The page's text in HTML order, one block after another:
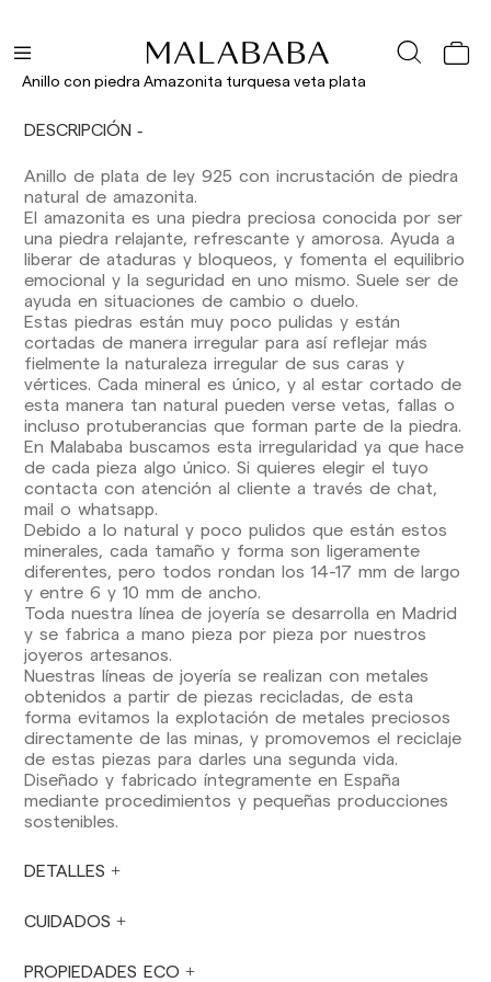
Anillo con piedra Amazonita turquesa veta plata
DESCRIPCIÓN
Anillo de plata de ley 925 con incrustación de piedra
natural de amazonita.
El amazonita es una piedra preciosa conocida por ser
una piedra relajante, refrescante y amorosa. Ayuda a
liberar de ataduras y bloqueos, y fomenta el equilibrio
emocional y la seguridad en uno mismo. Suele ser de
ayuda en situaciones de cambio o duelo.
Estas piedras están muy poco pulidas y están
cortadas de manera irregular para así reflejar más
fielmente la naturaleza irregular de sus caras y
vértices. Cada mineral es único, y al estar cortado de
esta manera tan natural pueden verse vetas, fallas o
incluso protuberancias que forman parte de la piedra.
En Malababa buscamos esta irregularidad ya que hace
de cada pieza algo único. Si quieres elegir el tuyo
contacta con atención al cliente a través de chat,
mail o whatsapp.
Debido a lo natural y poco pulidos que están estos
minerales, cada tamaño y forma son ligeramente
diferentes, pero todos rondan los 14-17 mm de largo
y entre 6 y 10 mm de ancho.
Toda nuestra línea de joyería se desarrolla en Madrid
y se fabrica a mano pieza por pieza por nuestros
joyeros artesanos.
Nuestras líneas de joyería se realizan con metales
obtenidos a partir de piezas recicladas, de esta
forma evitamos la explotación de metales preciosos
directamente de las minas, y promovemos el reciclaje
de estas piezas para darles una segunda vida.
Diseñado y fabricado íntegramente en España
mediante procedimientos y pequeñas producciones
sostenibles.
DETALLES
CUIDADOS
PROPIEDADES ECO
Los plazos de entrega son los siguientes:
Envíos nacionales:
España (península): 1-3 días laborables.
Excepto pre-orders.
Baleares: 2-5 días laborables. Excepto pre-
orders.
Canarias, Ceuta y Melilla: 7-10 días laborables.
Excepto pre-orders.
Envíos a Europa: 3-5 días laborables. Excepto
pre-orders.
Envíos a USA: 5-7 días laborables
Envíos fuera de la Comunidad Europea: 10-13
días laborables. Excepto pre-orders.Por favor,
ten en cuenta que, si estás fuera de la Unión
cargo de los impuestos de aduanas locales.
que el pago ha sido confirmado y en el
16:00 h. Los pedidos realizados fuera de ese